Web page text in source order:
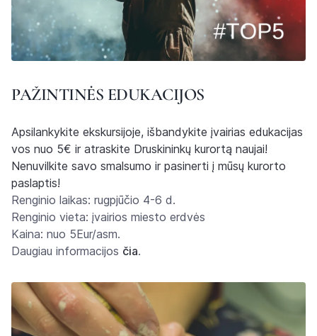
PAŽINTINĖS EDUKACIJOS
Apsilankykite ekskursijoje, išbandykite įvairias edukacijas
vos nuo 5€ ir atraskite Druskininkų kurortą naujai!
Nenuvilkite savo smalsumo ir pasinerti į mūsų kurorto
paslaptis!
Renginio laikas: rugpjūčio 4-6 d.
Renginio vieta: įvairios miesto erdvės
Kaina: nuo 5Eur/asm.
Daugiau informacijos čia.